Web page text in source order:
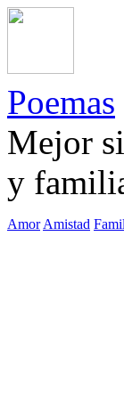
Poemas
Mejor
y
Amor Amistad